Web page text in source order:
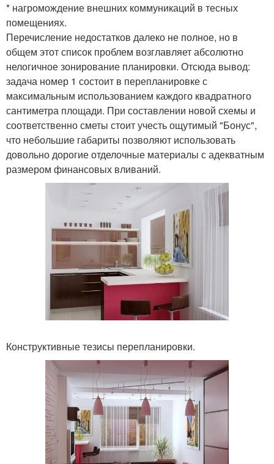
* нагромождение внешних коммуникаций в тесных
помещениях.
Перечисление недостатков далеко не полное, но в
общем этот список проблем возглавляет абсолютно
нелогичное зонирование планировки. Отсюда вывод:
задача номер 1 состоит в перепланировке с
максимальным использованием каждого квадратного
сантиметра площади. При составлении новой схемы и
соответственно сметы стоит учесть ощутимый "Бонус",
что небольшие габариты позволяют использовать
довольно дорогие отделочные материалы с адекватным
размером финансовых вливаний.
Конструктивные тезисы перепланировки.